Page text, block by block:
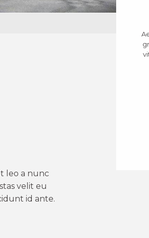
leo a nunc
velit eu
id ante.